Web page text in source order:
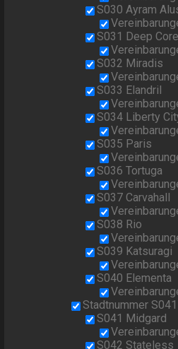
S030 Ayram
S031 Deep Core
S032 Miradis
S033 Elandril
S034 Liberty
S035 Paris
S036 Tortuga
S037 Carvahall
S038 Rio
S039 Katsuragi
S040 Elementa
Stadtnummer
S041 Midgard
S042 Stateless